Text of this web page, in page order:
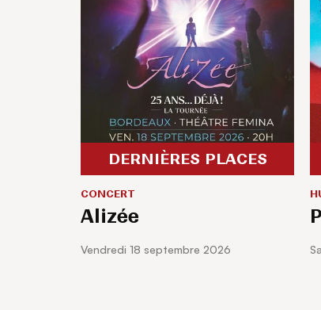
DERNIÈRES PLACES
CONCERT
Alizée
vendredi 18 septembre 2026